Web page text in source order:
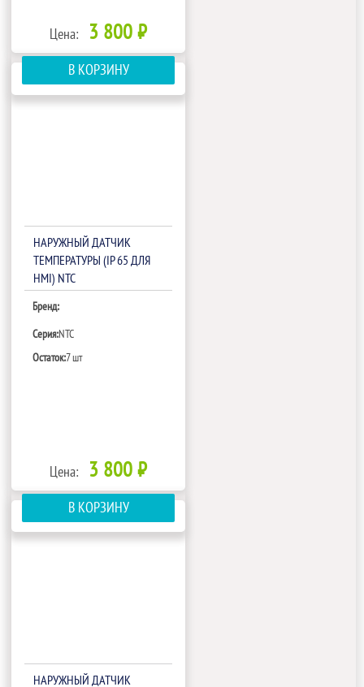
Цена: 3 800 ₽
В КОРЗИНУ
НАРУЖНЫЙ ДАТЧИК
ТЕМПЕРАТУРЫ (IP 65 ДЛЯ
HMI) NTC
Бренд:
Серия:NTC
Остаток:7 шт
Цена: 3 800 ₽
В КОРЗИНУ
НАРУЖНЫЙ ДАТЧИК